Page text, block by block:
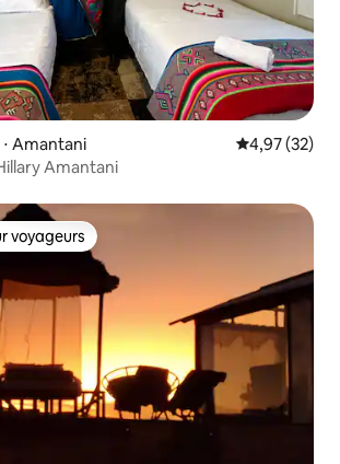
Chambre privée ⋅ Amantani Évaluation
4,97 (32)
Amantani
les plus appréciés
voyageurs